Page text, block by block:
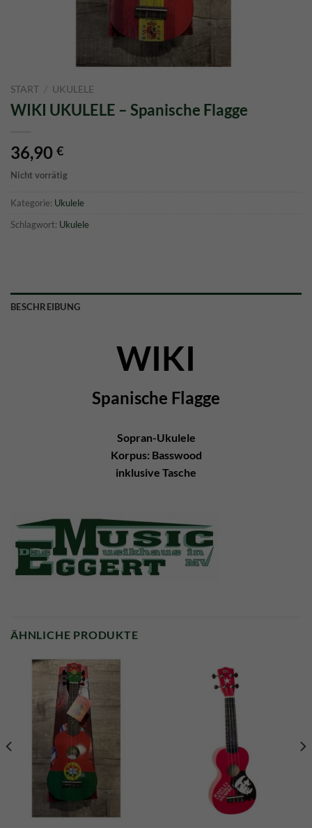
START / UKULELE
WIKI UKULELE – Spanische Flagge
36,90 €
Nicht vorrätig
Kategorie: Ukulele
Schlagwort: Ukulele
BESCHREIBUNG
WIKI
Spanische Flagge
Sopran-Ukulele
Korpus: Basswood
inklusive Tasche
ÄHNLICHE PRODUKTE